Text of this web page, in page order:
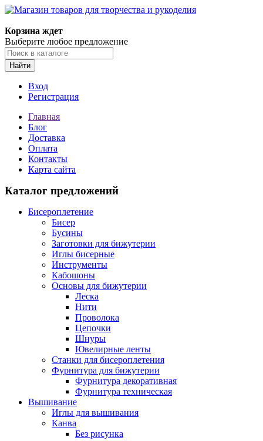
Корзина ждет
Выберите любое предложение
Найти
Вход
Регистрация
Главная
Блог
Доставка
Оплата
Контакты
Карта сайта
Каталог предложений
Бисероплетение
Бисер
Бусины
Заготовки для бижутерии
Иглы бисерные
Инструменты
Кабошоны
Основы для бижутерии
Леска
Нити
Проволока
Цепочки
Шнуры
Ювелирные ленты
Станки для бисероплетения
Фурнитура для бижутерии
Фурнитура декоративная
Фурнитура техническая
Вышивание
Иглы для вышивания
Канва
Без рисунка